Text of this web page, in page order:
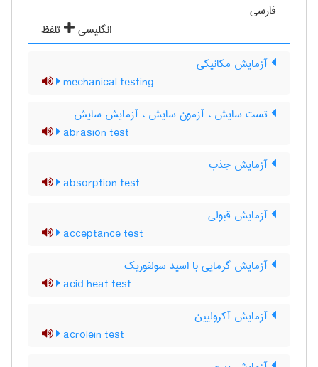
فارسی
انگلیسی
تلفظ
آزمایش مکانیکی
mechanical testing
تست سایش ، آزمون سایش ، آزمایش سایش
abrasion test
آزمایش جذب
absorption test
آزمایش قبولی
acceptance test
آزمایش گرمایی با اسید سولفوریک
acid heat test
آزمایش آکرولیین
acrolein test